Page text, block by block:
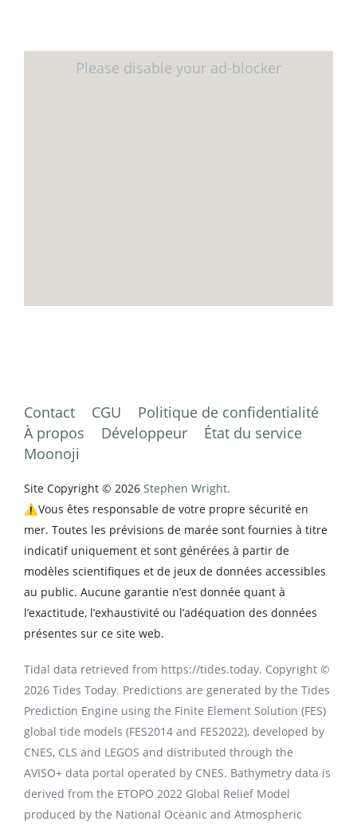
Contact CGU
Politique de confidentialité
À propos
Développeur
État du service
Moonoji
Site Copyright © 2026 Stephen Wright.
⚠️Vous êtes responsable de votre propre sécurité en
mer. Toutes les prévisions de marée sont fournies à titre
indicatif uniquement et sont générées à partir de
modèles scientifiques et de jeux de données accessibles
au public. Aucune garantie n’est donnée quant à
l’exactitude, l’exhaustivité ou l’adéquation des données
présentes sur ce site web.
Tidal data retrieved from https://tides.today. Copyright ©
2026 Tides Today. Predictions are generated by the Tides
Prediction Engine using the Finite Element Solution (FES)
global tide models (FES2014 and FES2022), developed by
CNES, CLS and LEGOS and distributed through the
AVISO+ data portal operated by CNES. Bathymetry data is
derived from the ETOPO 2022 Global Relief Model
produced by the National Oceanic and Atmospheric